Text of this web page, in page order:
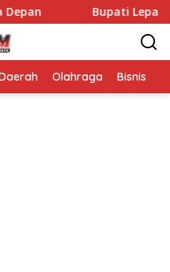
Bupati Lepas
Olahraga Bisnis